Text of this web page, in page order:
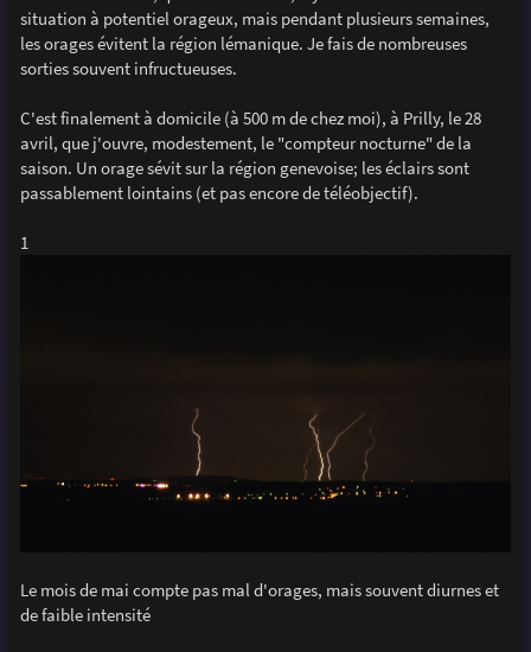
situation à potentiel orageux, mais pendant plusieurs semaines,
les orages évitent la région lémanique. Je fais de nombreuses
sorties souvent infructueuses.
C'est finalement à domicile (à 500 m de chez moi), à Prilly, le 28
avril, que j'ouvre, modestement, le "compteur nocturne" de la
saison. Un orage sévit sur la région genevoise; les éclairs sont
passablement lointains (et pas encore de téléobjectif).
1
Le mois de mai compte pas mal d'orages, mais souvent diurnes et
de faible intensité